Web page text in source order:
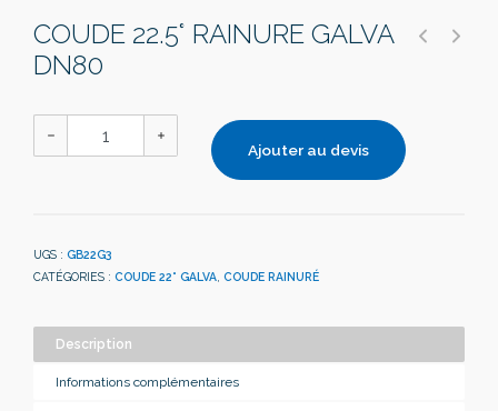
COUDE 22.5° RAINURE GALVA
DN80
Ajouter au devis
UGS : GB22G3
CATÉGORIES : COUDE 22° GALVA COUDE RAINURÉ
Description
Informations complémentaires